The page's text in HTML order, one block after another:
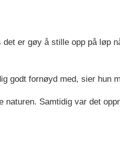
er gøy å stille opp på løp
godt fornøyd med, sier hun
Samtidig var det